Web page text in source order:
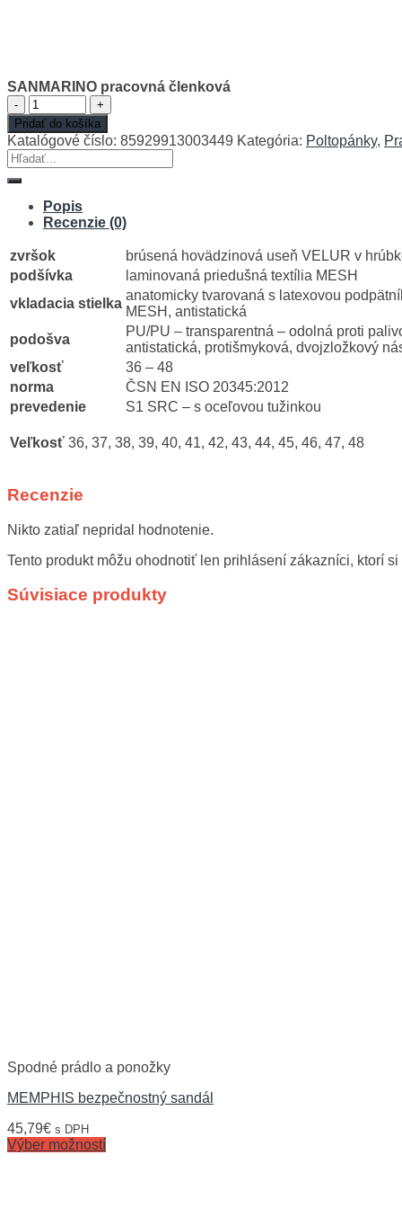
SANMARINO pracovná členková
množstvo
SANMARINO
pracovná
členková
Pridať do košíka
Katalógové číslo: 85929913003449 Kategória: Poltopánky,
Hľadať:
Popis
Recenzie (0)
zvršok
brúsená hovädzinová useň VELUR v
podšívka
laminovaná priedušná textília MESH
vkladacia stielka
anatomicky tvarovaná s latexovou
MESH, antistatická
podošva
PU/PU – transparentná – odolná proti
antistatická, protišmyková, dvojzložkový
veľkosť
36 – 48
norma
ČSN EN ISO 20345:2012
prevedenie
S1 SRC – s oceľovou tužinkou
Veľkosť 36, 37, 38, 39, 40, 41, 42, 43, 44, 45, 46, 47, 48
Recenzie
Nikto zatiaľ nepridal hodnotenie.
Tento produkt môžu ohodnotiť len prihlásení zákazníci, ktorí
Súvisiace produkty
Spodné prádlo a ponožky
MEMPHIS bezpečnostný sandál
45,79€ s DPH
Výber možností